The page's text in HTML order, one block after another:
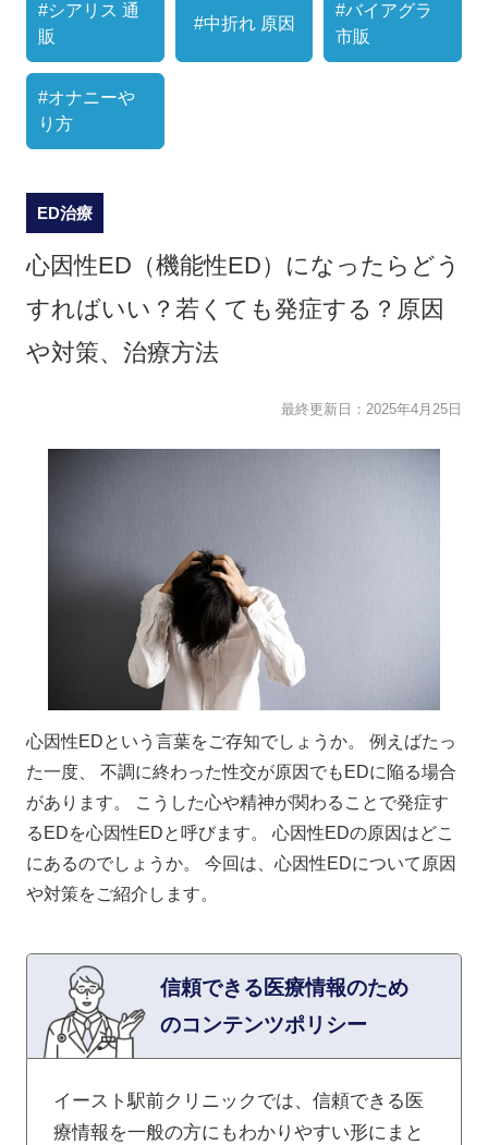
#シアリス 通
販
#中折れ 原因
#バイアグラ
市販
#オナニーや
り方
ED治療
心因性ED（機能性ED）になったらどう
すればいい？若くても発症する？原因
や対策、治療方法
最終更新日：2025年4月25日
心因性EDという言葉をご存知でしょうか。 例えばたっ
た一度、 不調に終わった性交が原因でもEDに陥る場合
があります。 こうした心や精神が関わることで発症す
るEDを心因性EDと呼びます。 心因性EDの原因はどこ
にあるのでしょうか。 今回は、心因性EDについて原因
や対策をご紹介します。
信頼できる医療情報のため
のコンテンツポリシー
イースト駅前クリニックでは、信頼できる医
療情報を一般の方にもわかりやすい形にまと